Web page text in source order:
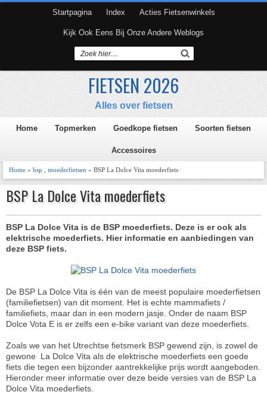
Startpagina Index Acties Fietsenwinkels
Kijk Ook Eens Bij Onze Andere Weblogs
FIETSEN 2026
Alles over fietsen
Home Topmerken Goedkope fietsen Soorten fietsen
Accessoires
Home » bsp moederfietsen » BSP La Dolce Vita moederfiets
BSP La Dolce Vita moederfiets
BSP La Dolce Vita is de BSP moederfiets. Deze is er ook als
elektrische moederfiets. Hier informatie en aanbiedingen van
deze BSP fiets.
De BSP La Dolce Vita is één van de meest populaire moederfietsen
(familiefietsen) van dit moment. Het is echte mammafiets /
familiefiets, maar dan in een modern jasje. Onder de naam BSP
Dolce Vota E is er zelfs een e-bike variant van deze moederfiets.
Zoals we van het Utrechtse fietsmerk BSP gewend zijn, is zowel de
gewone La Dolce Vita als de elektrische moederfiets een goede
fiets die tegen een bijzonder aantrekkelijke prijs wordt aangeboden.
Hieronder meer informatie over deze beide versies van de BSP La
Dolce Vita moederfiets.